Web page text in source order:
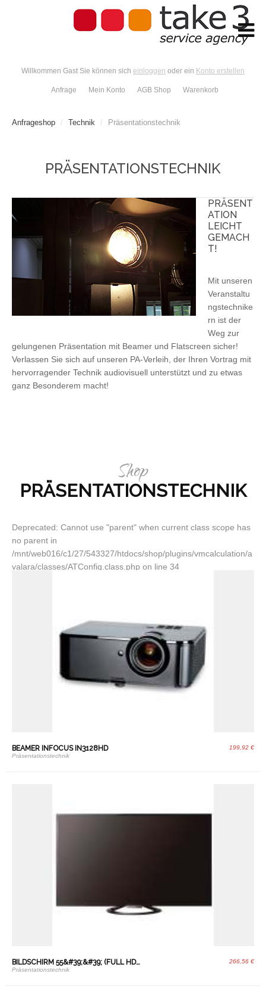
Willkommen Gast Sie können sich einloggen oder ein Konto erstellen
Anfrage Mein Konto AGB Shop Warenkorb
Anfrageshop / Technik / Präsentationstechnik
PRÄSENTATIONSTECHNIK
PRÄSENT
ATION
LEICHT
GEMACH
T!
Mit unseren
Veranstaltu
ngstechnike
rn ist der
Weg zur
gelungenen Präsentation mit Beamer und Flatscreen sicher!
Verlassen Sie sich auf unseren PA-Verleih, der Ihren Vortrag mit
hervorragender Technik audiovisuell unterstützt und zu etwas
ganz Besonderem macht!
Shop
PRÄSENTATIONSTECHNIK
Deprecated: Cannot use "parent" when current class scope has
no parent in
/mnt/web016/c1/27/543327/htdocs/shop/plugins/vmcalculation/a
valara/classes/ATConfig.class.php on line 34
199,92 €
BEAMER INFOCUS IN3128HD
Präsentationstechnik
266,56 €
BILDSCHIRM 55&#39;&#39; (FULL HD…
Präsentationstechnik